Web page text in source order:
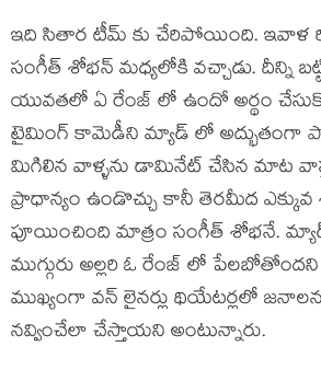
ఇది సితార టీమ్ కు చేరిపోయింది. ఇవాళ
సంగీత్ శోభన్ మధ్యలోకి వచ్చాడు. దీన్ని
యువతలో ఏ రేంజ్ లో ఉందో అర్థం
టైమింగ్ కామెడీని మ్యాడ్ లో అద్భుతంగా
మిగిలిన వాళ్ళను డామినేట్ చేసిన మాట
ప్రాధాన్యం ఉండొచ్చు కానీ తెరమీద ఎక్కువ
పూయించింది మాత్రం సంగీత్ శోభనే.
ముగ్గురు అల్లరి ఓ రేంజ్ లో
ముఖ్యంగా వన్ లైనర్లు థియేటర్లలో
నవ్వించేలా చేస్తాయని అంటున్నారు.